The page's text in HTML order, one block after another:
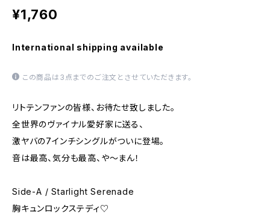
¥1,760
International shipping available
この商品は3点までのご注文とさせていただきます。
リトテンファンの皆様、お待たせ致しました。
全世界のヴァイナル愛好家に送る、
激ヤバの7インチシングルがついに登場。
音は最高、気分も最高、や〜まん！
Side-A / Starlight Serenade
胸キュンロックステディ♡